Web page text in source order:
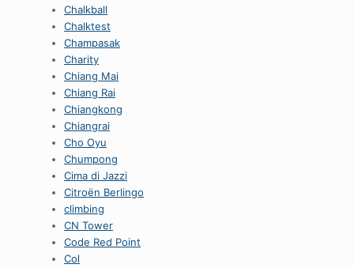
Chalkball
Chalktest
Champasak
Charity
Chiang Mai
Chiang Rai
Chiangkong
Chiangrai
Cho Oyu
Chumpong
Cima di Jazzi
Citroën Berlingo
climbing
CN Tower
Code Red Point
Col